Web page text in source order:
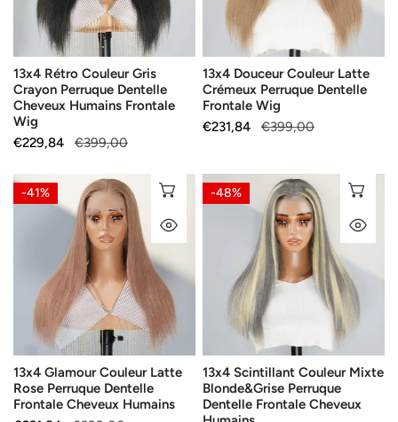
Dentelle
Cheveux
Humains
Frontale
Wig
13x4 Rétro Couleur Gris
Crayon Perruque Dentelle
Cheveux Humains Frontale
Wig
Продажна
€229,84
Редовна
€399,00
Frontale
Wig
13x4 Douceur Couleur Latte
Crémeux Perruque Dentelle
Frontale Wig
Продажна
€231,84
Редовна
€399,00
13x4
Glamour
Perruque
Dentelle
Frontale
Cheveux
Humains
-41% ИЗБЕРЕТЕ ОПЦИИ
БЪРЗ ПОГЛЕД
13x4 Glamour Couleur Latte
Rose Perruque Dentelle
Frontale Cheveux Humains
13x4
Scintillant
Blonde&Grise
Perruque
Dentelle
Frontale
Cheveux
Humains
-48%
13x4 Scintillant Couleur Mixte
Blonde&Grise Perruque
Dentelle Frontale Cheveux